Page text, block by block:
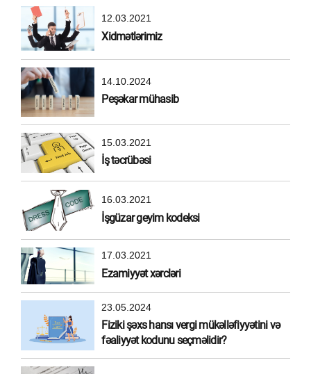
12.03.2021
Xidmətlərimiz
14.10.2024
Peşəkar mühasib
15.03.2021
İş təcrübəsi
16.03.2021
İşgüzar geyim kodeksi
17.03.2021
Ezamiyyət xərcləri
23.05.2024
Fiziki şəxs hansı vergi mükəlləfiyyətini və
fəaliyyət kodunu seçməlidir?